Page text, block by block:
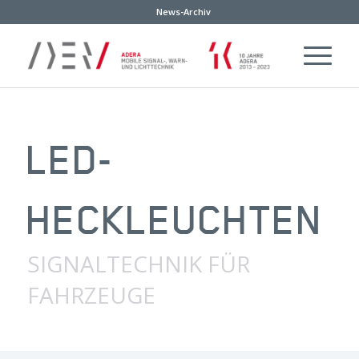
News-Archiv
LED-
HECKLEUCHTEN
SIGNALTECHNIK FÜR
FAHRZEUGE